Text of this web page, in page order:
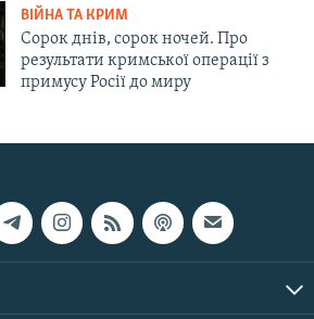
ВІЙНА ТА КРИМ
Сорок днів, сорок ночей. Про
результати кримської операції з
примусу Росії до миру